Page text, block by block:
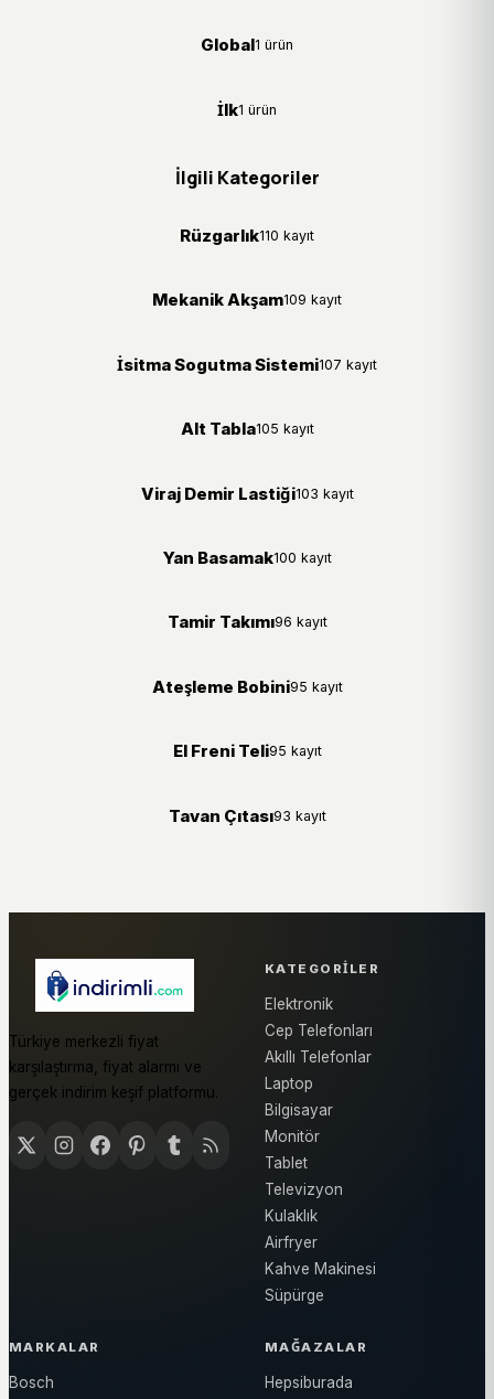
Global1 ürün
İlk1 ürün
İlgili Kategoriler
Rüzgarlık110 kayıt
Mekanik Akşam109 kayıt
İsitma Sogutma Sistemi107 kayıt
Alt Tabla105 kayıt
Viraj Demir Lastiği103 kayıt
Yan Basamak100 kayıt
Tamir Takımı96 kayıt
Ateşleme Bobini95 kayıt
El Freni Teli95 kayıt
Tavan Çıtası93 kayıt
Türkiye merkezli fiyat
karşılaştırma, fiyat alarmı ve
gerçek indirim keşif platformu.
KATEGORILER
Elektronik
Cep Telefonları
Akıllı Telefonlar
Laptop
Bilgisayar
Monitör
Tablet
Televizyon
Kulaklık
Airfryer
Kahve Makinesi
Süpürge
MARKALAR
Bosch
MAĞAZALAR
Hepsiburada